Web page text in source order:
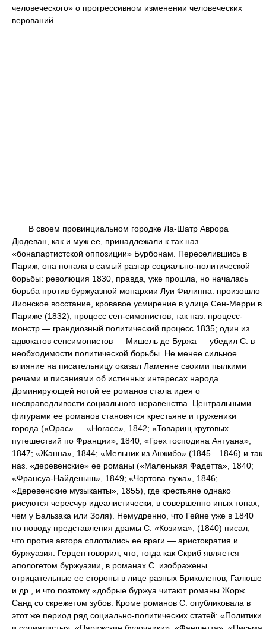
человеческого» о прогрессивном изменении человеческих
верований.
В своем провинциальном городке Ла-Шатр Аврора
Дюдеван, как и муж ее, принадлежали к так наз.
«бонапартистской оппозиции» Бурбонам. Переселившись в
Париж, она попала в самый разгар социально-политической
борьбы: революция 1830, правда, уже прошла, но началась
борьба против буржуазной монархии Луи Филиппа: произошло
Лионское восстание, кровавое усмирение в улице Сен-Мерри в
Париже (1832), процесс сен-симонистов, так наз. процесс-
монстр — грандиозный политический процесс 1835; один из
адвокатов сенсимонистов — Мишель де Буржа — убедил С. в
необходимости политической борьбы. Не менее сильное
влияние на писательницу оказал Ламенне своими пылкими
речами и писаниями об истинных интересах народа.
Доминирующей нотой ее романов стала идея о
несправедливости социального неравенства. Центральными
фигурами ее романов становятся крестьяне и труженики
города («Орас» — «Horace», 1842; «Товарищ круговых
путешествий по Франции», 1840; «Грех господина Антуана»,
1847; «Жанна», 1844; «Мельник из Анжибо» (1845—1846) и так
наз. «деревенские» ее романы («Маленькая Фадетта», 1840;
«Франсуа-Найденыш», 1849; «Чортова лужа», 1846;
«Деревенские музыканты», 1855), где крестьяне однако
рисуются чересчур идеалистически, в совершенно иных тонах,
чем у Бальзака или Золя). Немудренно, что Гейне уже в 1840
по поводу представления драмы С. «Козима», (1840) писал,
что против автора сплотились ее враги — аристократия и
буржуазия. Герцен говорил, что, тогда как Скриб является
апологетом буржуазии, в романах С. изображены
отрицательные ее стороны в лице разных Бриколенов, Галюше
и др., и что поэтому «добрые буржуа читают романы Жорж
Санд со скрежетом зубов. Кроме романов С. опубликовала в
этот же период ряд социально-политических статей: «Политики